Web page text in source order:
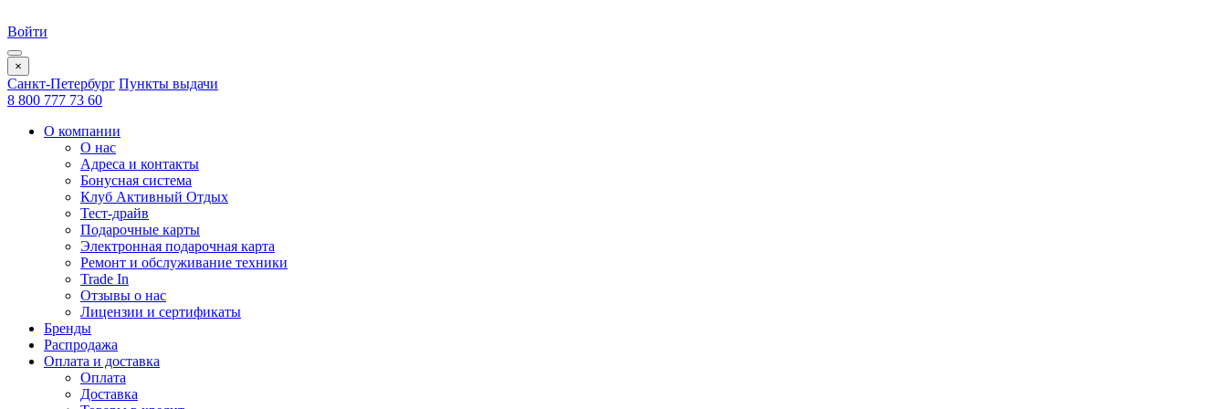
Войти
×
Санкт-Петербург Пункты выдачи
8 800 777 73 60
О компании
О нас
Адреса и контакты
Бонусная система
Клуб Активный Отдых
Тест-драйв
Подарочные карты
Электронная подарочная карта
Ремонт и обслуживание техники
Trade In
Отзывы о нас
Лицензии и сертификаты
Бренды
Распродажа
Оплата и доставка
Оплата
Доставка